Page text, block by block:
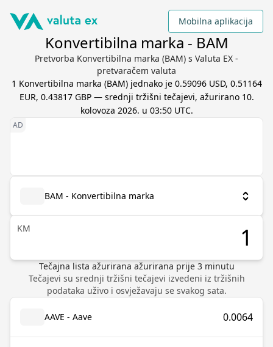
Mobilna aplikacija
Konvertibilna marka - BAM
Pretvorba Konvertibilna marka (BAM) s Valuta EX -
pretvaračem valuta
1 Konvertibilna marka (BAM) jednako je 0.59096 USD, 0.51164
EUR, 0.43817 GBP— srednji tržišni tečajevi, ažurirano 10.
kolovoza 2026. u 03:50 UTC.
BAM - Konvertibilna marka
KM
Tečajna lista ažurirana ažurirana prije 3minutu
Tečajevi su srednji tržišni tečajevi izvedeni iz tržišnih
podataka uživo i osvježavaju se svakog sata.
AAVE - Aave 0.0064